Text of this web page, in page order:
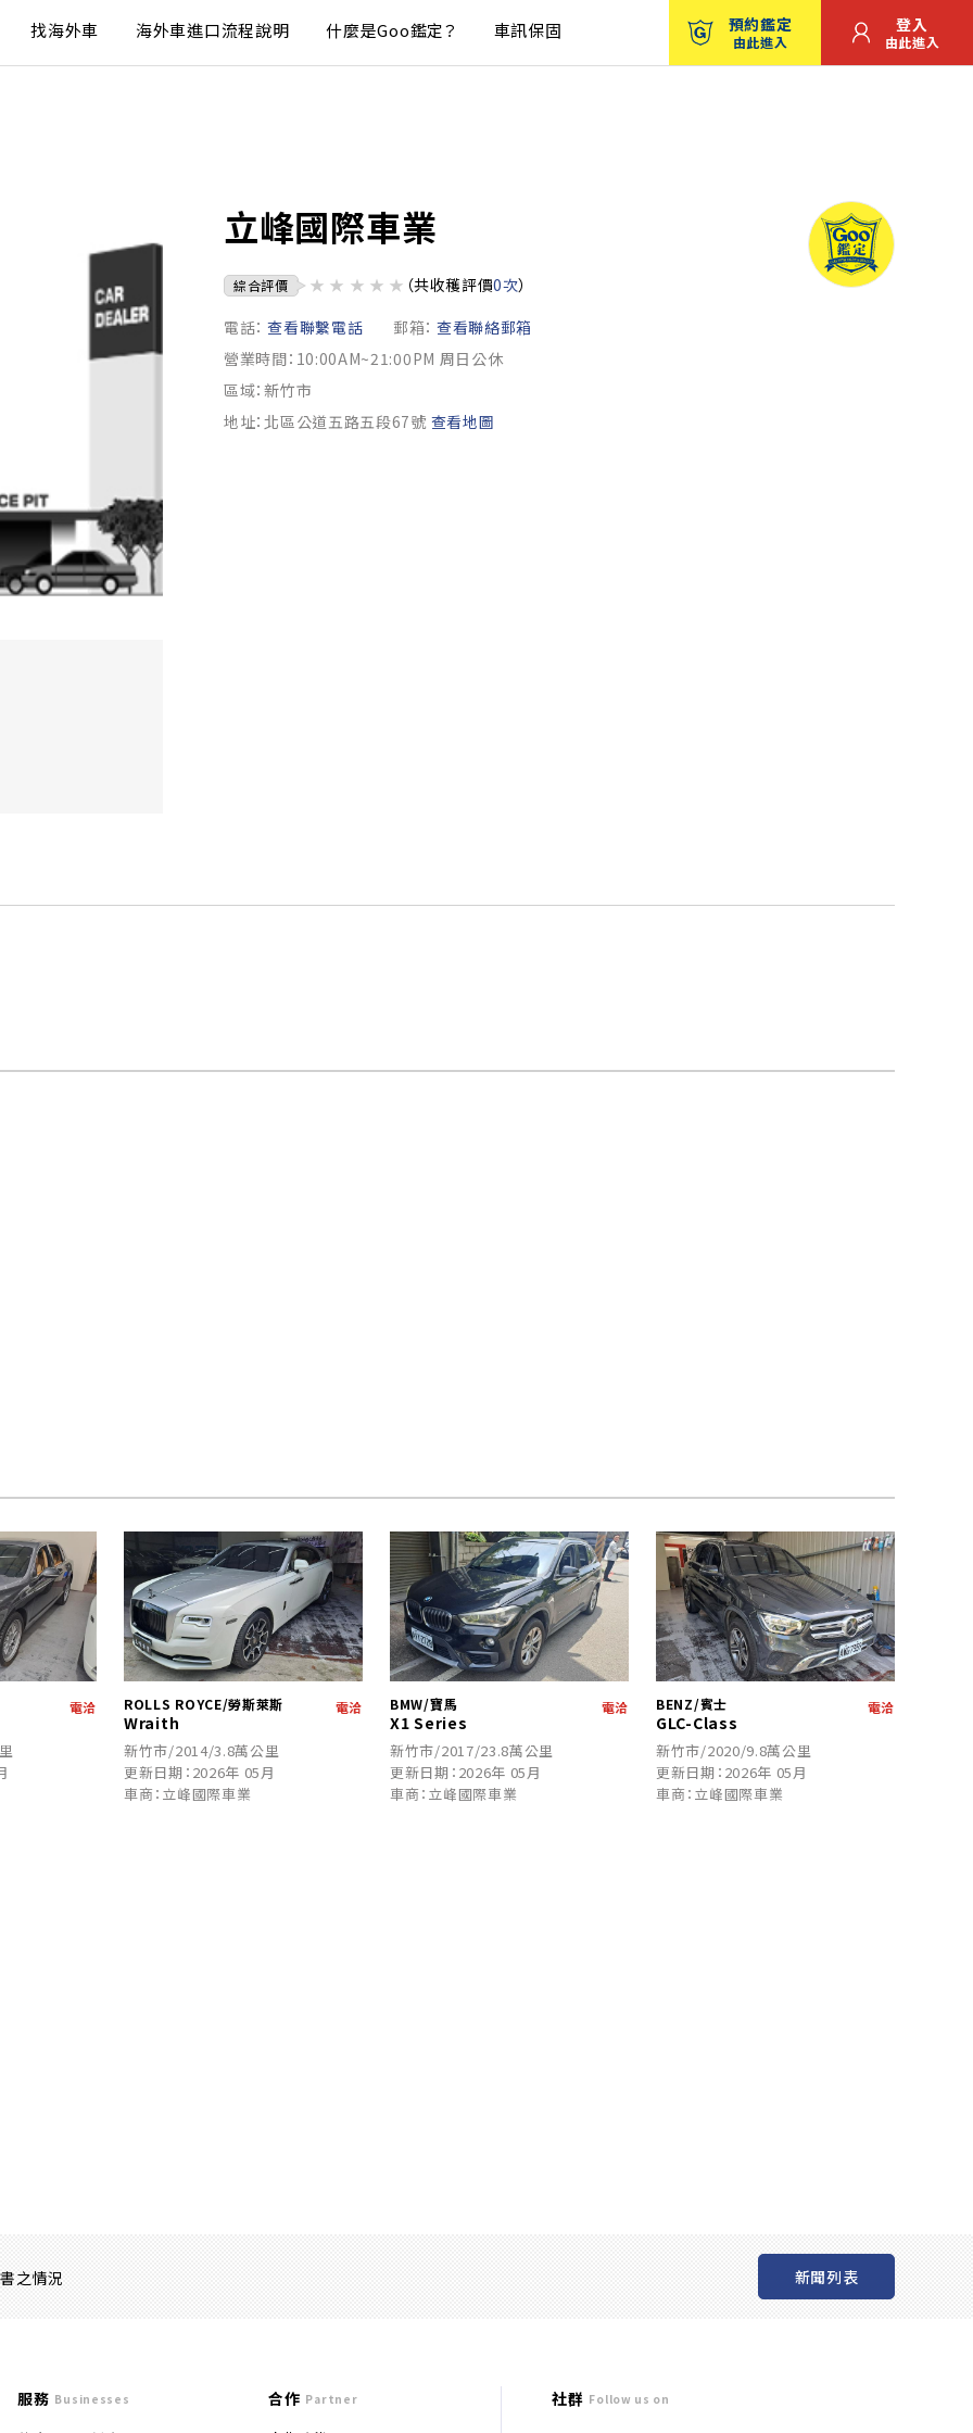
找海外車 海外車進口流程說明 什麼是Goo鑑定？ 車訊保固 預約鑑定
由此進入
登入
由此進入
立峰國際車業
綜合評價 ★ ★ ★ ★ ★ （共收穫評價0次）
電話： 查看聯繫電話 郵箱： 查看聯絡郵箱
營業時間：10:00AM~21:00PM 周日公休
區域：新竹市
地址：北區公道五路五段67號 查看地圖
電洽 ROLLS ROYCE/勞斯萊斯
Wraith
電洽
新竹市/2014/3.8萬公里
更新日期：2026年 05月
車商：立峰國際車業
BMW/寶馬
X1 Series
電洽
新竹市/2017/23.8萬公里
更新日期：2026年 05月
車商：立峰國際車業
BENZ/賓士
GLC-Class
電洽
新竹市/2020/9.8萬公里
更新日期：2026年 05月
車商：立峰國際車業
之情況 新聞列表
服務 Businesses 合作 Partner 社群 Follow us on